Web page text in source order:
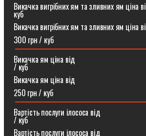
Викачка вигрібних ям та зливних ям
куб
Викачка вигрібних ям та зливних ям ціна
300 грн / куб
Викачка ям ціна від
/ куб
Викачка ям ціна від
250 грн / куб
Вартість послуги ілососа від
/ куб
Вартість послуги ілососа від